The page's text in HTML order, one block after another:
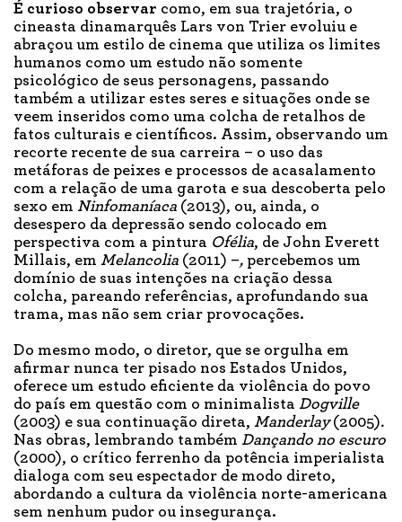
É curioso observar como, em sua trajetória, o
cineasta dinamarquês Lars von Trier evoluiu e
abraçou um estilo de cinema que utiliza os limites
humanos como um estudo não somente
psicológico de seus personagens, passando
também a utilizar estes seres e situações onde se
veem inseridos como uma colcha de retalhos de
fatos culturais e científicos. Assim, observando um
recorte recente de sua carreira – o uso das
metáforas de peixes e processos de acasalamento
com a relação de uma garota e sua descoberta pelo
sexo em Ninfomaníaca (2013), ou, ainda, o
desespero da depressão sendo colocado em
perspectiva com a pintura Ofélia, de John Everett
Millais, em Melancolia (2011) –, percebemos um
domínio de suas intenções na criação dessa
colcha, pareando referências, aprofundando sua
trama, mas não sem criar provocações.
Do mesmo modo, o diretor, que se orgulha em
afirmar nunca ter pisado nos Estados Unidos,
oferece um estudo eficiente da violência do povo
do país em questão com o minimalista Dogville
(2003) e sua continuação direta, Manderlay(2005).
Nas obras, lembrando também Dançando no escuro
(2000), o crítico ferrenho da potência imperialista
dialoga com seu espectador de modo direto,
abordando a cultura da violência norte-americana
sem nenhum pudor ou insegurança.